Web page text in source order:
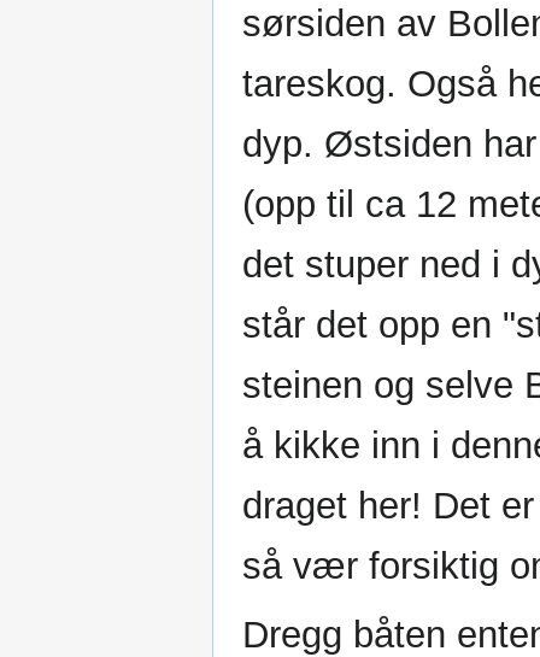
sørsiden av
tareskog. Også
dyp. Østsiden
(opp til ca 12
det stuper ned i
står det opp en
steinen og selve
å kikke inn i
draget her! Det
så vær forsiktig
Dregg båten